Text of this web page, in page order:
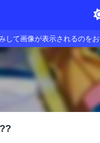
て画像が表示されるのをお